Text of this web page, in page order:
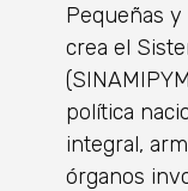
Pequeñas y
crea el
política
integral,
órganos